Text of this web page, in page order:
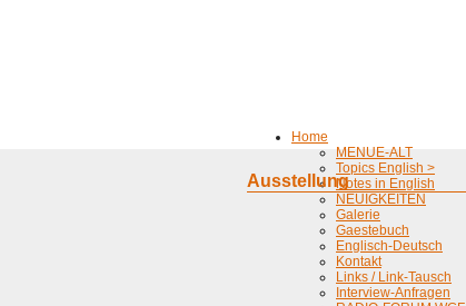
Home
MENUE-ALT
Topics English >
Notes in English
NEUIGKEITEN
Galerie
Gaestebuch
Englisch-Deutsch
Kontakt
Links / Link-Tausch
Interview-Anfragen
Ausstellung